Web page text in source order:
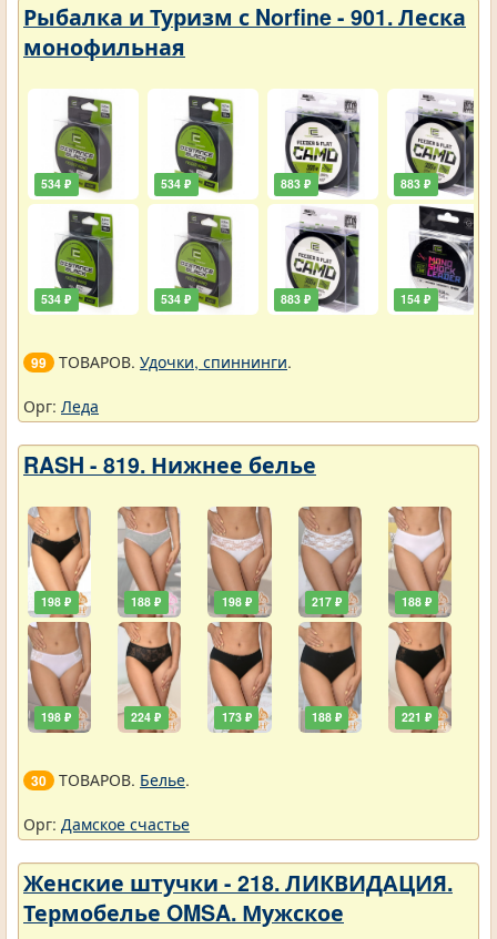
Рыбалка и Туризм с Norfine - 901. Леска
монофильная
534 ₽
534 ₽
534 ₽
534 ₽
883 ₽
883 ₽
883 ₽
154 ₽
99 ТОВАРОВ. Удочки, спиннинги.
Орг: Леда
RASH - 819. Нижнее белье
198 ₽
198 ₽
188 ₽
224 ₽
198 ₽
173 ₽
217 ₽
188 ₽
188 ₽
221 ₽
30 ТОВАРОВ. Белье.
Орг: Дамское счастье
Женские штучки - 218. ЛИКВИДАЦИЯ.
Термобелье OMSA. Мужское